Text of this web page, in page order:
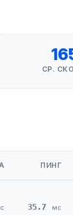
СР.
ПИНГ
35.7 мс